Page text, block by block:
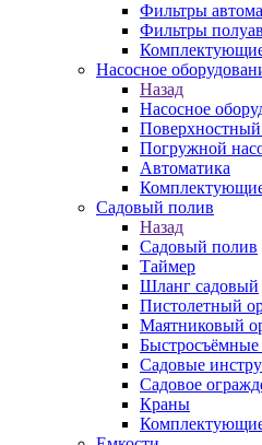
Фильтры
Фильтры
Насосное
Назад
Насосное
Поверхностный
Погружной
Автоматика
Садовый полив
Назад
Садовый полив
Таймер
Шланг садовый
Пистолетный
Маятниковый
Быстросъёмные
Садовые
Садовое
Краны